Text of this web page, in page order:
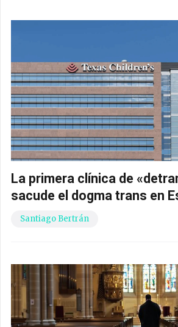
La primera clínica de
sacude el dogma trans en
Santiago Bertrán